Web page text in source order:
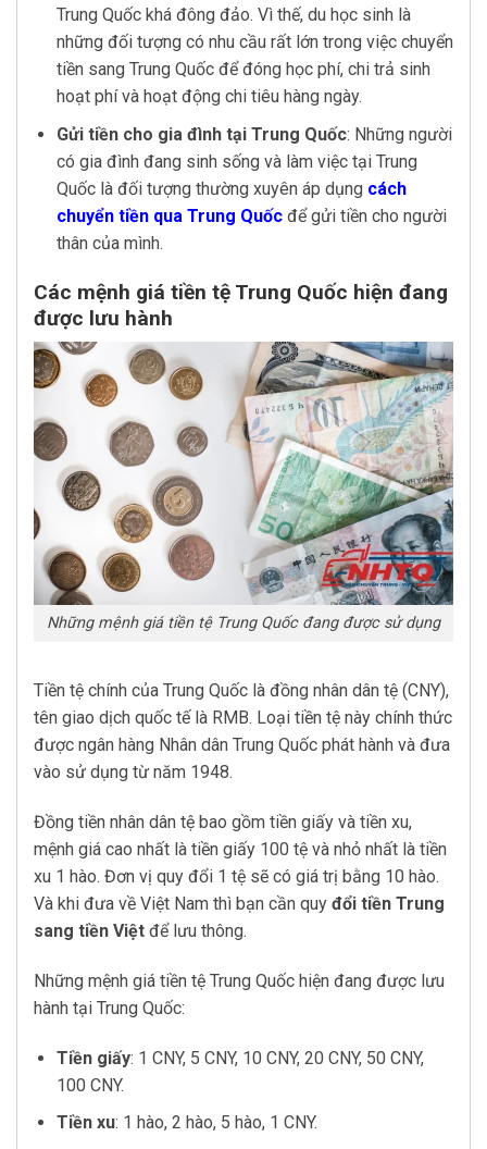
Trung Quốc khá đông đảo. Vì thế, du học sinh là
những đối tượng có nhu cầu rất lớn trong việc chuyển
tiền sang Trung Quốc để đóng học phí, chi trả sinh
hoạt phí và hoạt động chi tiêu hàng ngày.
Gửi tiền cho gia đình tại Trung Quốc: Những người
có gia đình đang sinh sống và làm việc tại Trung
Quốc là đối tượng thường xuyên áp dụng cách
chuyển tiền qua Trung Quốcđể gửi tiền cho người
thân của mình.
Các mệnh giá tiền tệ Trung Quốc hiện đang
được lưu hành
Những mệnh giá tiền tệ Trung Quốc đang được sử dụng
Tiền tệ chính của Trung Quốc là đồng nhân dân tệ (CNY),
tên giao dịch quốc tế là RMB. Loại tiền tệ này chính thức
được ngân hàng Nhân dân Trung Quốc phát hành và đưa
vào sử dụng từ năm 1948.
Đồng tiền nhân dân tệ bao gồm tiền giấy và tiền xu,
mệnh giá cao nhất là tiền giấy 100 tệ và nhỏ nhất là tiền
xu 1 hào. Đơn vị quy đổi 1 tệ sẽ có giá trị bằng 10 hào.
Và khi đưa về Việt Nam thì bạn cần quy đổi tiền Trung
sang tiền Việt để lưu thông.
Những mệnh giá tiền tệ Trung Quốc hiện đang được lưu
hành tại Trung Quốc:
Tiền giấy: 1 CNY, 5 CNY, 10 CNY, 20 CNY, 50 CNY,
100 CNY.
Tiền xu: 1 hào, 2 hào, 5 hào, 1 CNY.